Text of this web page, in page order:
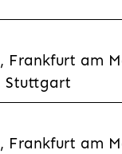
Frankfurt am
Stuttgart
Frankfurt am